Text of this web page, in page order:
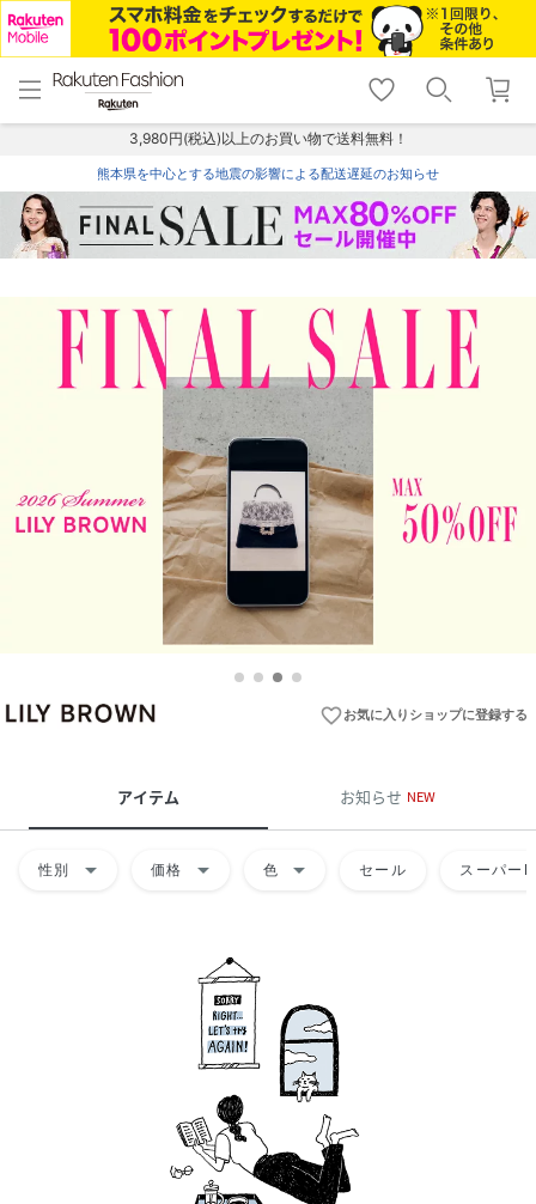
menu home
トップ
shopping_cart lock_outline
ログイン
3,980円(税込)以上のお買い物で送料無料！
熊本県を中心とする地震の影響による配送遅延のお知らせ
favorite_borderお気に入りショップに登録する
アイテム お知らせ NEW
性別 arrow_drop_down 価格 arrow_drop_down 色 arrow_drop_down セール スーパー